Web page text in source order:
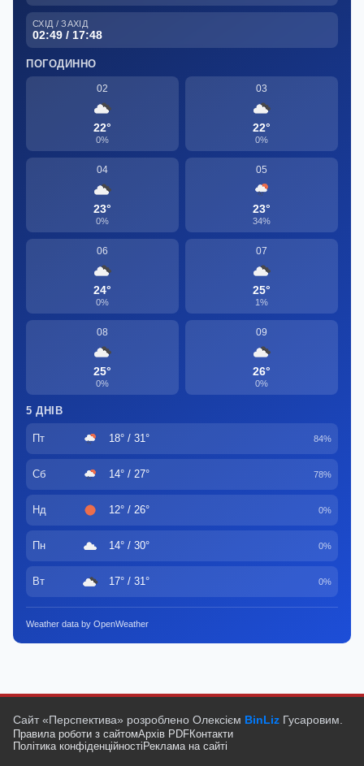
СХІД / ЗАХІД
02:49 / 17:48
ПОГОДИННО
02
22°
0%
03
22°
0%
04
23°
0%
05
23°
34%
06
24°
0%
07
25°
1%
08
25°
0%
09
26°
0%
5 ДНІВ
Пт 18° / 31° 84%
Сб 14° / 27° 78%
Нд 12° / 26° 0%
Пн 14° / 30° 0%
Вт 17° / 31° 0%
Weather data by OpenWeather
Сайт «Перспектива» розроблено Олексієм BinLiz Гусаровим.
Правила роботи з сайтомАрхів PDFКонтакти
Політика конфіденційності Реклама на сайті